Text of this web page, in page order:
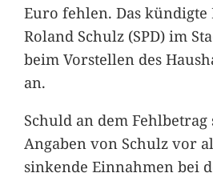
Euro fehlen. Das
Roland Schulz (SPD) im
beim Vorstellen des
an.
Schuld an dem Fehlbetrag
Angaben von Schulz vor
sinkende Einnahmen bei